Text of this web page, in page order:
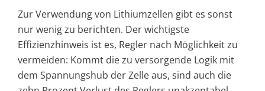
Zur Verwendung von Lithiumzellen gibt es sonst
nur wenig zu berichten. Der wichtigste
Effizienzhinweis ist es, Regler nach Möglichkeit zu
vermeiden: Kommt die zu versorgende Logik mit
dem Spannungshub der Zelle aus, sind auch die